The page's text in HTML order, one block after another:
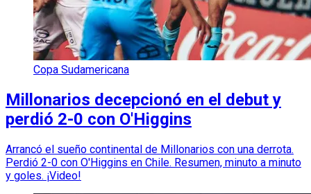
Copa Sudamericana
Millonarios decepcionó en el debut y
perdió 2-0 con O'Higgins
Arrancó el sueño continental de Millonarios con una derrota.
Perdió 2-0 con O'Higgins en Chile. Resumen, minuto a minuto
y goles. ¡Video!